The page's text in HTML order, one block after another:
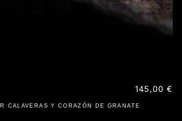
CALAVERAS Y CORAZÓN DE GRANATE
Precio
145,00 €